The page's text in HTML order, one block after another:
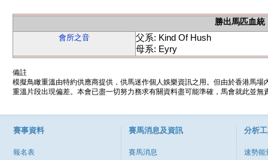
勝出馬匹血統
會所之音
父系: Kind Of Hush
母系: Eyry
備註
模擬鳥瞰重溫由特約供應商提供，供馬迷作個人娛樂資訊之用。但由於香港馬
重溫片段出現偏差。本會已盡一切努力務求有關資料盡可能準確，馬會就此並
賽事資料
報名表
賽馬消息及資訊
賽馬消息
分析
速勢能